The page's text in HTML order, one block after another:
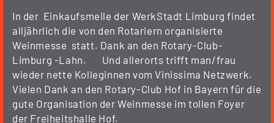
In der Einkaufsmeile der WerkStadt Limburg findet
alljährlich die von den Rotariern organisierte
Weinmesse statt. Dank an den Rotary-Club-
Limburg -Lahn. Und allerorts trifft man/frau
wieder nette Kolleginnen vom Vinissima Netzwerk.
Vielen Dank an den Rotary-Club Hof in Bayern für die
gute Organisation der Weinmesse im tollen Foyer
der Freiheitshalle Hof.